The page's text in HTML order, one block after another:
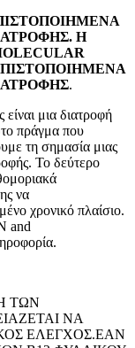
Η
.
μια διατροφή
πράγμα που
τη σημασία μιας
Το δεύτερο
να
χρονικό πλαίσιο.
and
ΤΩΝ
ΝΑ
ΕΛΕΓΧΟΣ.ΕΑΝ